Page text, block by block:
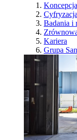
Cyfryzacja
Badania i
Kariera
Grupa